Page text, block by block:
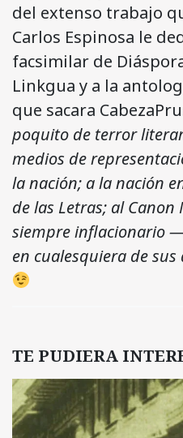
del extenso trabajo
Carlos Espinosa le
facsimilar de
Linkgua y a la
que sacara
poquito de terror
medios de
la nación; a la nación
de las Letras; al Canon
siempre inflacionario
en cualesquiera de sus
TE PUDIERA